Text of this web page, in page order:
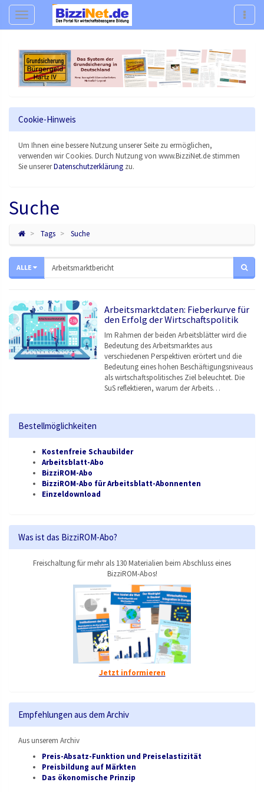
Navigation
Cookie-Hinweis
Um Ihnen eine bessere Nutzung unserer Seite zu ermöglichen,
verwenden wir Cookies. Durch Nutzung von www.BizziNet.de stimmen
Sie unsererDatenschutzerklärung zu.
Suche
Tags Suche
ALLE
Arbeitsmarktdaten: Fieberkurve für
den Erfolg der Wirtschaftspolitik
Im Rahmen der beiden Arbeitsblätter wird die
Bedeutung des Arbeitsmarktes aus
verschiedenen Perspektiven erörtert und die
Bedeutung eines hohen Beschäftigungsniveaus
als wirtschaftspolitisches Ziel beleuchtet. Die
SuS reflektieren, warum der Arbeits…
Bestellmöglichkeiten
Kostenfreie Schaubilder
Arbeitsblatt-Abo
BizziROM-Abo
BizziROM-Abo für Arbeitsblatt-Abonnenten
Einzeldownload
Was ist das BizziROM-Abo?
Freischaltung für mehr als 130 Materialien beim Abschluss eines
BizziROM-Abos!
Jetzt informieren
Empfehlungen aus dem Archiv
Aus unserem Archiv
Preis-Absatz-Funktion und Preiselastizität
Preisbildung auf Märkten
Das ökonomische Prinzip